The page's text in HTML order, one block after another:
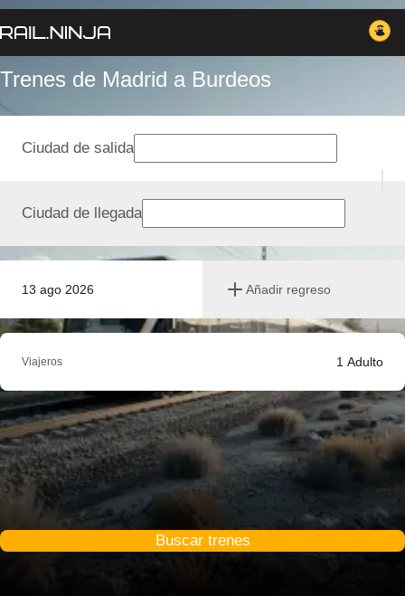
Trenes de Madrid a Burdeos
13 ago 2026 Añadir regreso
Ciudad de salida
Ciudad de llegada
Viajeros 1 Adulto
Buscar trenes